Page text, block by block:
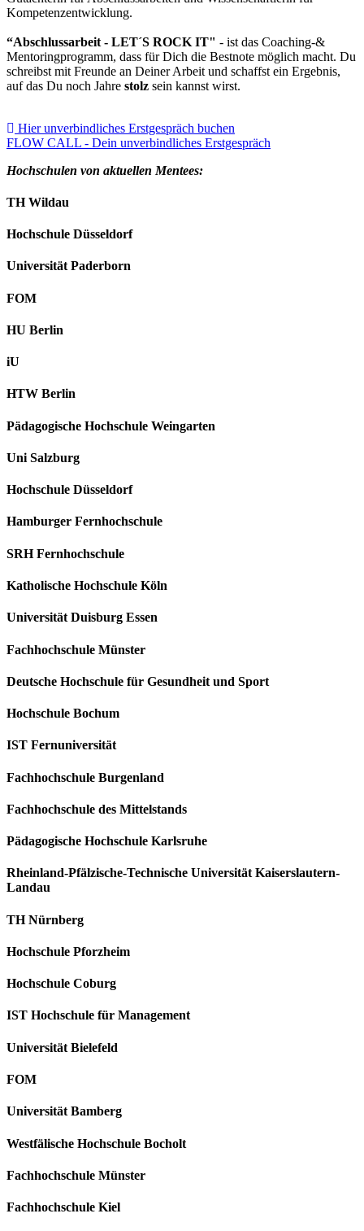
Kompetenzentwicklung.
“Abschlussarbeit - LET´S ROCK IT" - ist das Coaching-&
Mentoringprogramm, dass für Dich die Bestnote möglich macht. Du
schreibst mit Freunde an Deiner Arbeit und schaffst ein Ergebnis,
auf das Du noch Jahre stolz sein kannst wirst.
Hier unverbindliches Erstgespräch buchen
FLOW CALL - Dein unverbindliches Erstgespräch
Hochschulen von aktuellen Mentees:
TH Wildau
Hochschule Düsseldorf
Universität Paderborn
FOM
HU Berlin
iU
HTW Berlin
Pädagogische Hochschule Weingarten
Uni Salzburg
Hochschule Düsseldorf
Hamburger Fernhochschule
SRH Fernhochschule
Katholische Hochschule Köln
Universität Duisburg Essen
Fachhochschule Münster
Deutsche Hochschule für Gesundheit und Sport
Hochschule Bochum
IST Fernuniversität
Fachhochschule Burgenland
Fachhochschule des Mittelstands
Pädagogische Hochschule Karlsruhe
Rheinland-Pfälzische-Technische Universität Kaiserslautern-
Landau
TH Nürnberg
Hochschule Pforzheim
Hochschule Coburg
IST Hochschule für Management
Universität Bielefeld
FOM
Universität Bamberg
Westfälische Hochschule Bocholt
Fachhochschule Münster
Fachhochschule Kiel